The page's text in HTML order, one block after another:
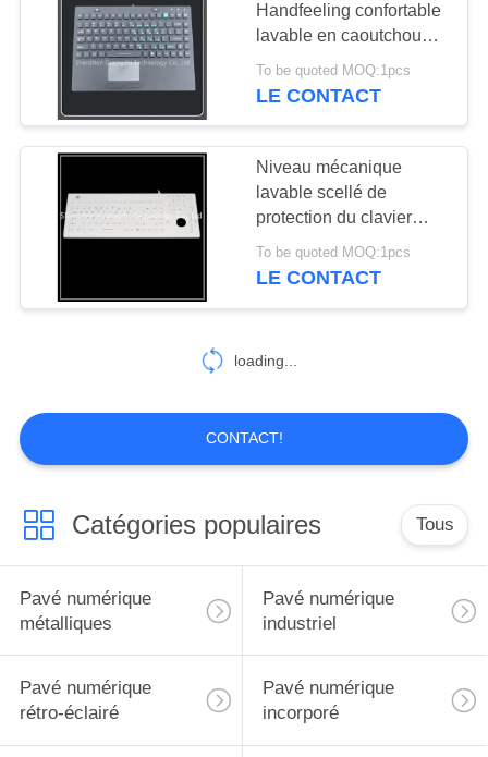
clavier étanche
clavier d'acier
30
Le Pin codent le
clavier numérique
19
Handfeeling confortable
lavable en caoutchouc
de silicone d'interface
d'Usb
To be quoted MOQ:1pcs
LE CONTACT
Niveau mécanique
lavable scellé de
protection du clavier
Ip68 de silicagel
To be quoted MOQ:1pcs
LE CONTACT
loading...
CONTACT!
Catégories populaires Tous
Pavé numérique
métalliques
Pavé numérique
industriel
Pavé numérique
rétro-éclairé
Pavé numérique
incorporé